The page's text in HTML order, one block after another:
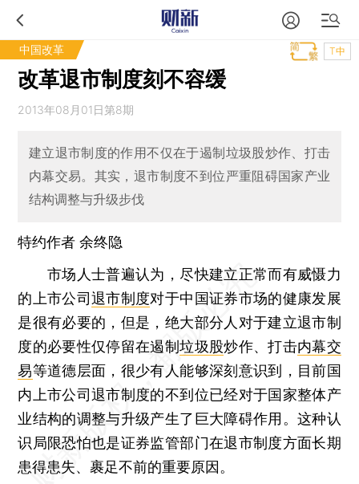
中国改革 T中
改革退市制度刻不容缓
2013年08月01日第8期
建立退市制度的作用不仅在于遏制垃圾股炒作、打击
内幕交易。其实，退市制度不到位严重阻碍国家产业
结构调整与升级步伐
特约作者 余终隐
市场人士普遍认为，尽快建立正常而有威慑力
的上市公司退市制度对于中国证券市场的健康发展
是很有必要的，但是，绝大部分人对于建立退市制
度的必要性仅停留在遏制垃圾股炒作、打击内幕交
易等道德层面，很少有人能够深刻意识到，目前国
内上市公司退市制度的不到位已经对于国家整体产
业结构的调整与升级产生了巨大障碍作用。这种认
识局限恐怕也是证券监管部门在退市制度方面长期
患得患失、裹足不前的重要原因。